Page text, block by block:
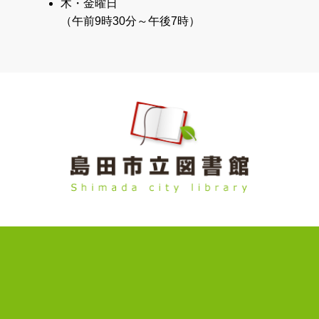
木・金曜日
（午前9時30分～午後7時）